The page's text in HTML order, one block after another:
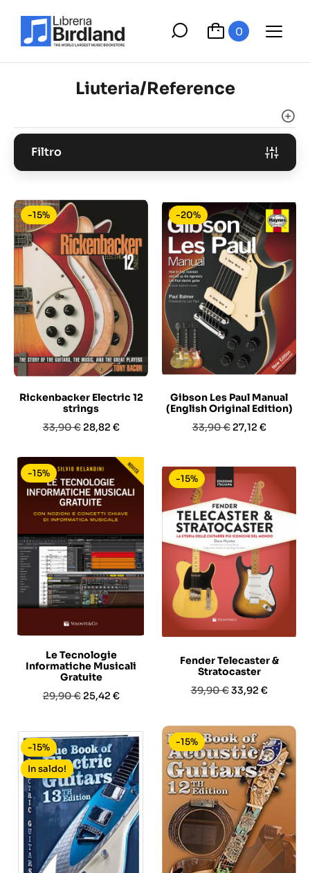
0
Liuteria/Reference
Filtro
Rickenbacker Electric 12
strings
Prezzo
33,90 € Prezzo
28,82 €
-15%
Gibson Les Paul Manual
(English Original Edition)
Prezzo
33,90 € Prezzo
27,12 €
-20%
Le Tecnologie
Informatiche Musicali
Gratuite
Prezzo
29,90 € Prezzo
25,42 €
-15%
Fender Telecaster &
Stratocaster
Prezzo
39,90 €Prezzo
33,92 €
-15%
-15%
In saldo!
-15%